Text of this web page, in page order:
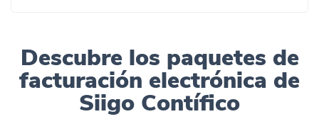
Descubre los paquetes de
facturación electrónica de
Siigo Contífico